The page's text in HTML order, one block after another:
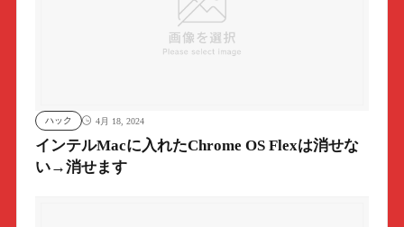
ハック 4月 18, 2024
インテルMacに入れたChrome OS Flexは消せな
い→消せます